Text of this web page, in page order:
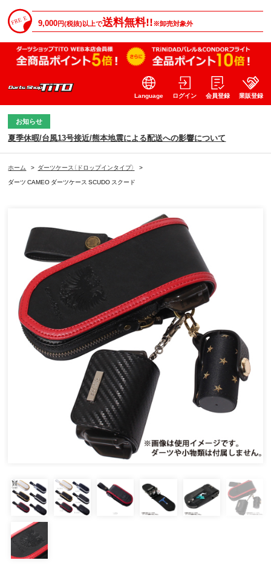
9,000円(税抜)以上で送料無料!!※卸売対象外
Language ログイン 会員登録 業販登録
お知らせ
夏季休暇/台風13号接近/熊本地震による配送への影響について
ホーム > ダーツケース（ドロップインタイプ）
>
ダーツ CAMEO ダーツケース SCUDO スクード